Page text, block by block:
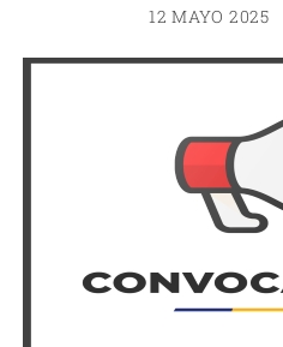
12 MAYO 2025